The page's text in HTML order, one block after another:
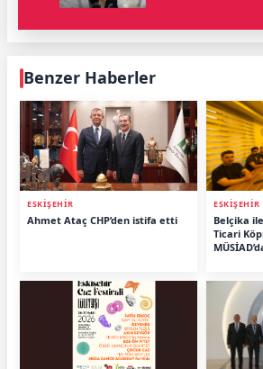
Benzer Haberler
ESKİŞEHİR
Ahmet Ataç CHP’den istifa etti
ESKİŞEHİR
Belçika
Ticari